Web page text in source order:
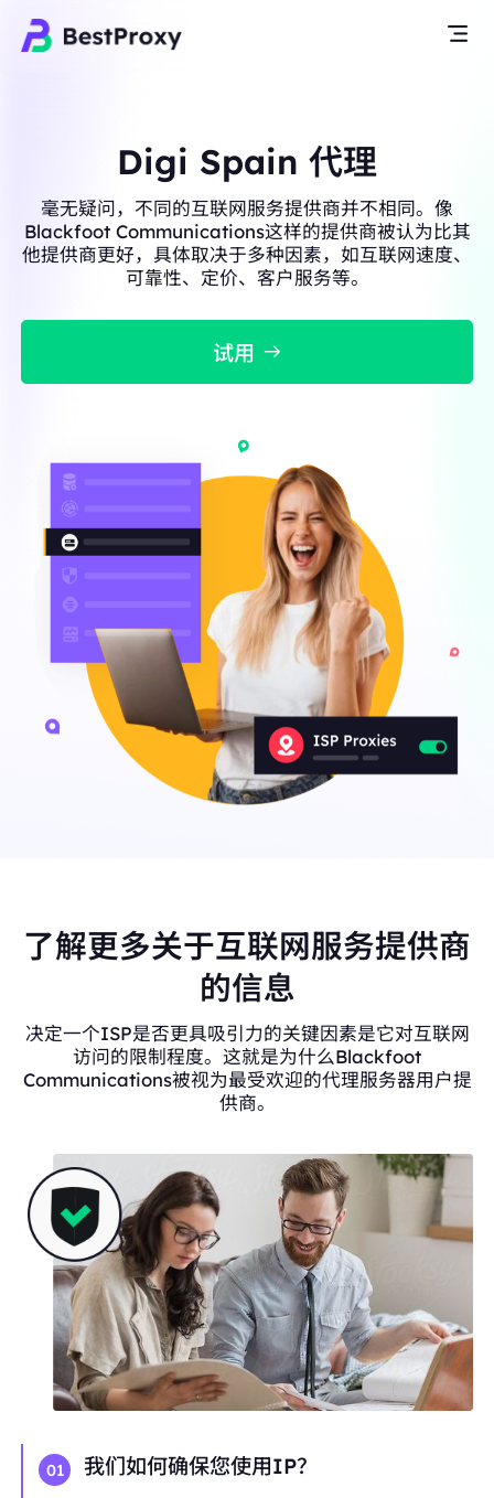
Digi Spain 代理
毫无疑问，不同的互联网服务提供商并不相同。像
Blackfoot Communications这样的提供商被认为比其
他提供商更好，具体取决于多种因素，如互联网速度、
可靠性、定价、客户服务等。
试用
了解更多关于互联网服务提供商
的信息
决定一个ISP是否更具吸引力的关键因素是它对互联网
访问的限制程度。这就是为什么Blackfoot
Communications被视为最受欢迎的代理服务器用户提
供商。
01 我们如何确保您使用IP？